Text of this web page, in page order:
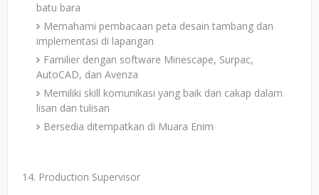
batu bara
Memahami pembacaan peta desain tambang dan
implementasi di lapangan
Familier dengan software Minescape, Surpac,
AutoCAD, dan Avenza
Memiliki skill komunikasi yang baik dan cakap dalam
lisan dan tulisan
Bersedia ditempatkan di Muara Enim
14. Production Supervisor